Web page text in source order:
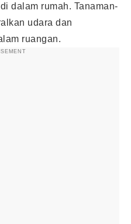
dalam rumah. Tanaman-
udara dan
ruangan.